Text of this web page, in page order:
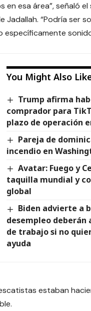
esa área”, señaló el
“Podría ser
específicamente
You Might Also
Trump afirma
comprador para
plazo de operación
Pareja de
incendio en
Avatar: Fuego y
taquilla mundial y
global
Biden advierte a
desempleo
de trabajo si no
ayuda
estaban